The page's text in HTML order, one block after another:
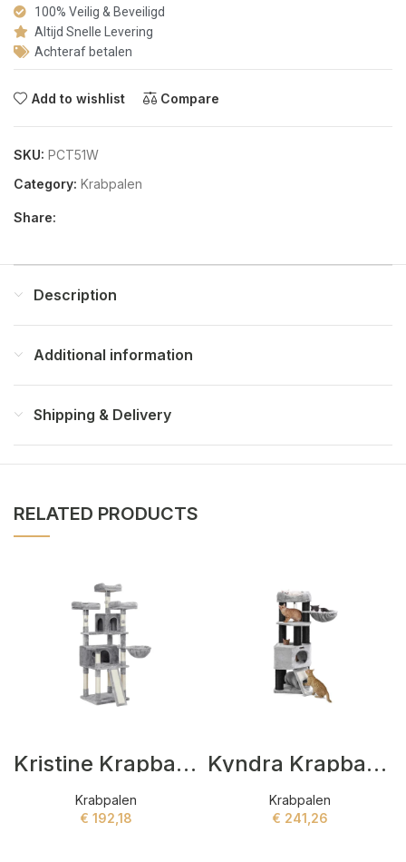
100% Veilig & Beveiligd
Altijd Snelle Levering
Achteraf betalen
Add to wishlist Compare
SKU: PCT51W
Category: Krabpalen
Share:
Description
Additional information
Shipping & Delivery
RELATED PRODUCTS
Kristine Krapbalen Grijs
Krabpalen
€ 192,18
Kyndra Krapbalen Grijs
Krabpalen
€ 241,26